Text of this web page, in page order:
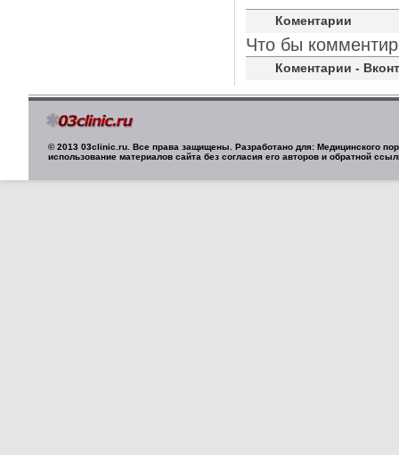
Коментарии
Что бы
Коментарии -
© 2013 03clinic.ru. Все права защищены. Разработано для: Медицинского
использование материалов сайта без согласия его авторов и обратной